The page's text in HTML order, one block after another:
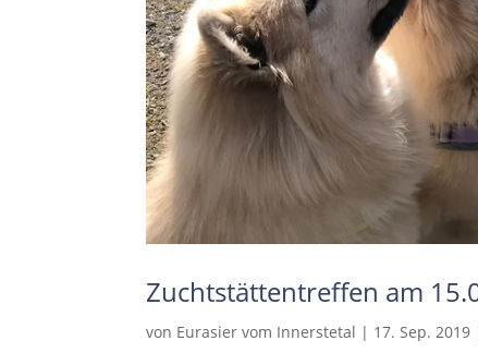
Zuchtstättentreffen am
von Eurasier vom Innerstetal | 17. Sep. 2019